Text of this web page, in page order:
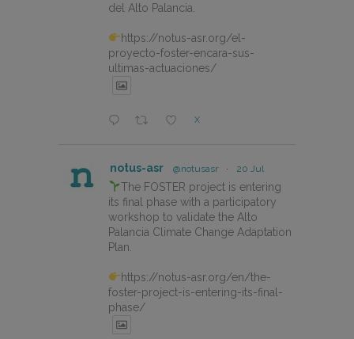
del Alto Palancia.
https://notus-asr.org/el-
proyecto-foster-encara-sus-
ultimas-actuaciones/
X
notus-asr @notusasr · 20 Jul
The FOSTER project is entering
its final phase with a participatory
workshop to validate the Alto
Palancia Climate Change Adaptation
Plan.
https://notus-asr.org/en/the-
foster-project-is-entering-its-final-
phase/